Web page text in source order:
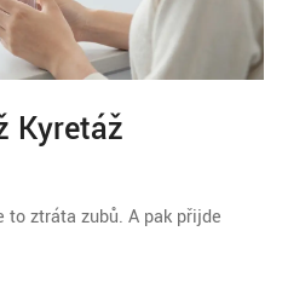
Kyretáž
ztráta zubů. A pak přijde